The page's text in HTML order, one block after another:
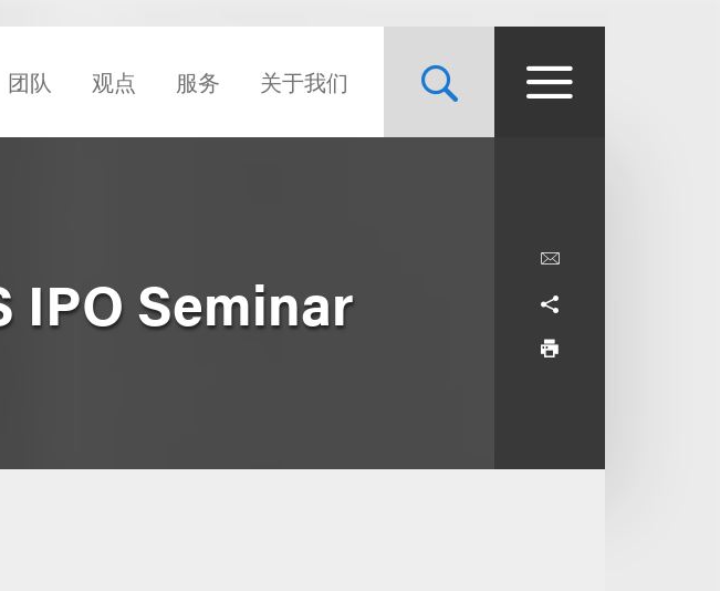
团队 观点 服务 关于我们
IPO Seminar